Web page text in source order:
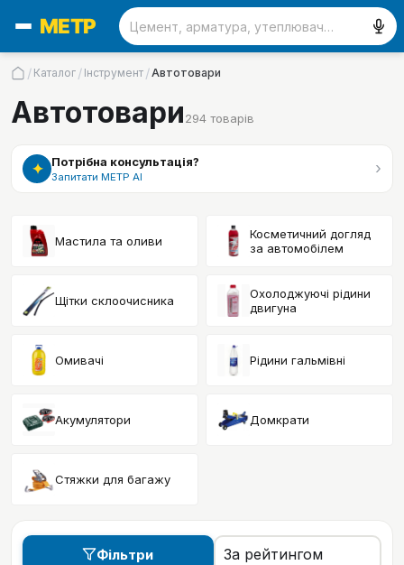
/ Каталог / Інструмент /Автотовари
Автотовари294 товарів
✦ Потрібна консультація?
Запитати МЕТР АІ ›
Мастила та оливи
Косметичний догляд
за автомобілем
Щітки склоочисника
Охолоджуючі рідини
двигуна
Омивачі Рідини гальмівні
Акумулятори Домкрати
Стяжки для багажу
Фільтри